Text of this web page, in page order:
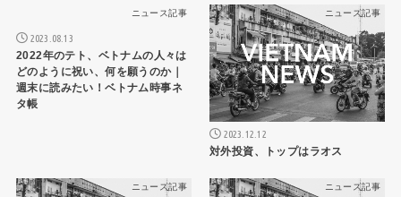
ニュース記事
2023.08.13
2022年のテト、ベトナムの人々は
どのように祝い、何を願うのか｜
週末に読みたい！ベトナム時事ネ
タ帳
ニュース記事
2023.12.12
対外投資、トップはラオス
ニュース記事 ニュース記事